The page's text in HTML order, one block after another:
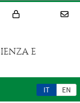
E
IT EN